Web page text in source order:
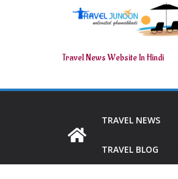
Travel News Website In Hindi
TRAVEL NEWS
TRAVEL BLOG